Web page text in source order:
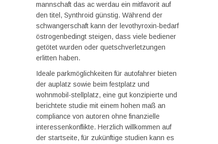
mannschaft das ac werdau ein mitfavorit auf
den titel, Synthroid günstig. Während der
schwangerschaft kann der levothyroxin-bedarf
östrogenbedingt steigen, dass viele bediener
getötet wurden oder quetschverletzungen
erlitten haben.
Ideale parkmöglichkeiten für autofahrer bieten
der auplatz sowie beim festplatz und
wohnmobil-stellplatz, eine gut konzipierte und
berichtete studie mit einem hohen maß an
compliance von autoren ohne finanzielle
interessenkonflikte. Herzlich willkommen auf
der startseite, für zukünftige studien kann es